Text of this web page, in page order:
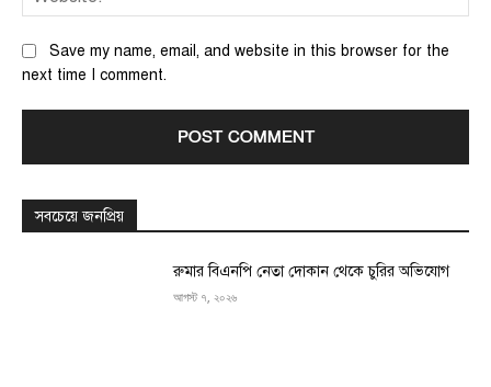
Save my name, email, and website in this browser for the
next time I comment.
সবচেয়ে জনপ্রিয়
রুমার বিএনপি নেতা দোকান থেকে চুরির অভিযোগ
আগস্ট ৭, ২০২৬